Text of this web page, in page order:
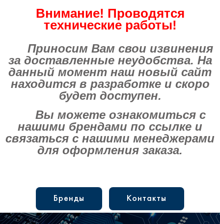
Внимание! Проводятся
технические работы!
Приносим Вам свои извинения
за доставленные неудобства. На
данный момент наш новый сайт
находится в разработке и скоро
будет доступен.
Вы можете ознакомиться с
нашими брендами по ссылке и
связаться с нашими менеджерами
для оформления заказа.
Бренды Контакты